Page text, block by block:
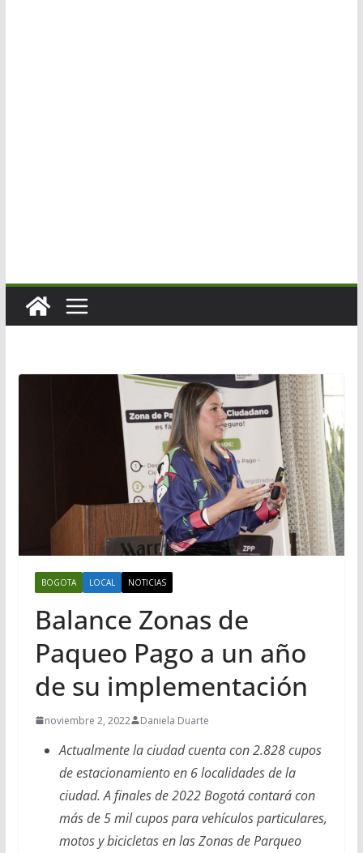
BOGOTA LOCAL NOTICIAS
Balance Zonas de
Paqueo Pago a un año
de su implementación
noviembre 2, 2022 Daniela Duarte
Actualmente la ciudad cuenta con 2.828 cupos
de estacionamiento en 6 localidades de la
ciudad. A finales de 2022 Bogotá contará con
más de 5 mil cupos para vehículos particulares,
motos y bicicletas en las Zonas de Parqueo